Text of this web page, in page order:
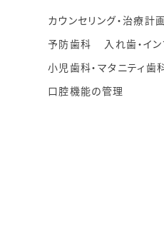
カウンセリング・治療計
予防歯科
入れ歯・イ
小児歯科・マタニティ歯
口腔機能の管理